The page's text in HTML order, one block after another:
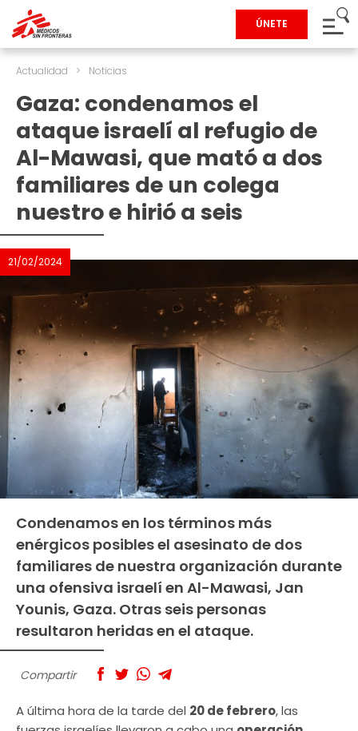
ÚNETE
Actualidad > Noticias
Gaza: condenamos el
ataque israelí al refugio de
Al-Mawasi, que mató a dos
familiares de un colega
nuestro e hirió a seis
21/02/2024
Condenamos en los términos más
enérgicos posibles el asesinato de dos
familiares de nuestra organización durante
una ofensiva israelí en Al-Mawasi, Jan
Younis, Gaza. Otras seis personas
resultaron heridas en el ataque.
Compartir
A última hora de la tarde del 20 de febrero, las